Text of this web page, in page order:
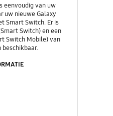
eenvoudig van uw
uw nieuwe Galaxy
Smart Switch. Er is
Switch) en een
Switch Mobile) van
beschikbaar.